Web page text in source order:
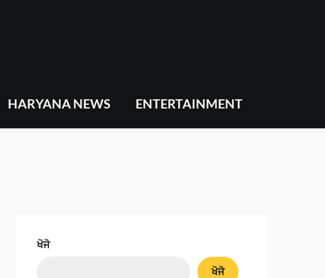
HARYANA NEWS ENTERTAINMENT
ਖੋਜੋ
ਖੋਜੋ